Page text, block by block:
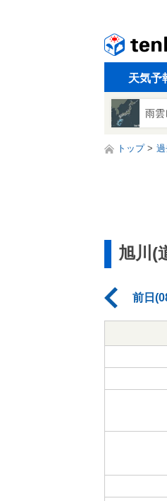
天気予
雨雲
トップ 過
旭川(
前日